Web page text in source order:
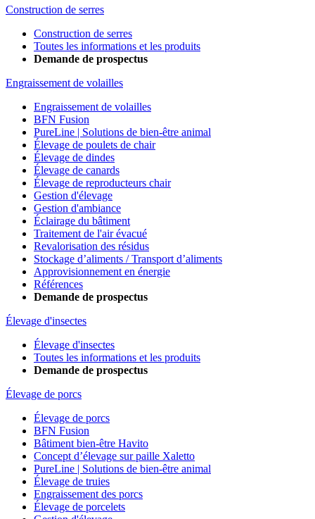
Construction de serres
Construction de serres
Toutes les informations et les produits
Demande de prospectus
Engraissement de volailles
Engraissement de volailles
BFN Fusion
PureLine | Solutions de bien-être animal
Élevage de poulets de chair
Élevage de dindes
Élevage de canards
Élevage de reproducteurs chair
Gestion d'élevage
Gestion d'ambiance
Éclairage du bâtiment
Traitement de l'air évacué
Revalorisation des résidus
Stockage d’aliments / Transport d’aliments
Approvisionnement en énergie
Références
Demande de prospectus
Élevage d'insectes
Élevage d'insectes
Toutes les informations et les produits
Demande de prospectus
Élevage de porcs
Élevage de porcs
BFN Fusion
Bâtiment bien-être Havito
Concept d’élevage sur paille Xaletto
PureLine | Solutions de bien-être animal
Élevage de truies
Engraissement des porcs
Élevage de porcelets